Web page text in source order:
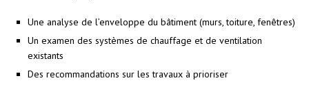
Une analyse de l’enveloppe du bâtiment (murs, toiture, fenêtres)
Un examen des systèmes de chauffage et de ventilation
existants
Des recommandations sur les travaux à prioriser